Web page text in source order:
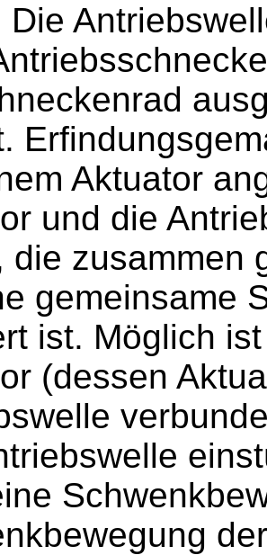
Die
Aktuator
und die
die zusammen
gemeinsame
ist. Möglich
(dessen